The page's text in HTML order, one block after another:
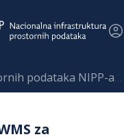
podataka NIPP-a
za